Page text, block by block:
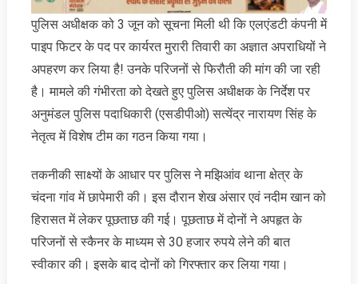
पुलिस अधीक्षक को 3 जून को सूचना मिली थी कि एलएंडटी कंपनी में
पाइप फिटर के पद पर कार्यरत मुरारी तिवारी का अज्ञात अपराधियों ने
अपहरण कर लिया है! उनके परिजनों से फिरौती की मांग की जा रही
है। मामले की गंभीरता को देखते हुए पुलिस अधीक्षक के निर्देश पर
अनुमंडल पुलिस पदाधिकारी (एसडीपीओ) सत्येंद्र नारायण सिंह के
नेतृत्व में विशेष टीम का गठन किया गया।
तकनीकी साक्ष्यों के आधार पर पुलिस ने मझिआंव थाना क्षेत्र के
चंदना गांव में छापेमारी की। इस दौरान शेख अंसार एवं नदीम खान को
हिरासत में लेकर पूछताछ की गई। पूछताछ में दोनों ने अपहृत के
परिजनों से स्कैनर के माध्यम से 30 हजार रुपये लेने की बात
स्वीकार की। इसके बाद दोनों को गिरफ्तार कर लिया गया।